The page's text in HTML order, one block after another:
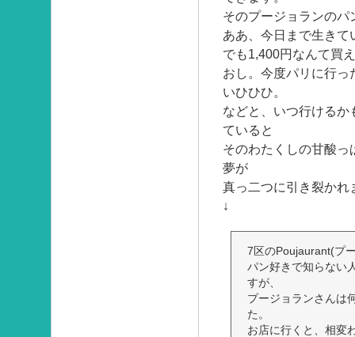
そのプージョランの
ああ、今日まで生きて
でも1,400円なんて買
おし。今度パリに行
いひひひ。
などと、いつ行ける
ていると
そのわたくしの甘酸
夢が
真っ二つに引き裂かれ
↓
7区のPoujaurant(プ
パン好きで知らない
すが、
プージョランさんは
た。
お店に行くと、相変